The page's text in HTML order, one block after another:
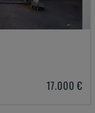
17.000 €